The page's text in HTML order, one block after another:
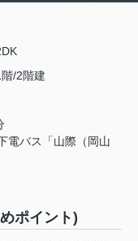
階/2階建
電バス「山際（岡山
ポイント)